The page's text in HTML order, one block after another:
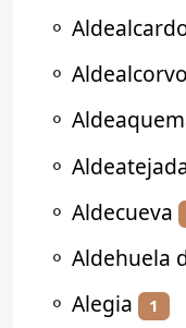
⚬
⚬ Aldealcorvo
⚬
⚬
⚬ Aldecueva
⚬ Aldehuela
⚬ Alegia 1